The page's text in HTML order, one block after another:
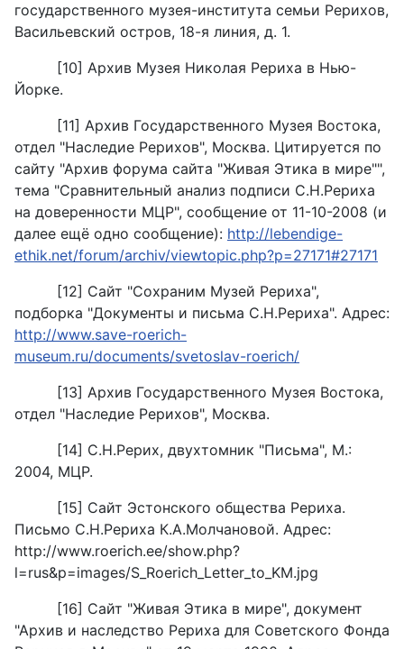
государственного музея-института семьи Рерихов,
Васильевский остров, 18-я линия, д. 1.
[10] Архив Музея Николая Рериха в Нью-
Йорке.
[11] Архив Государственного Музея Востока,
отдел "Наследие Рерихов", Москва. Цитируется по
сайту "Архив форума сайта "Живая Этика в мире"",
тема "Сравнительный анализ подписи С.Н.Рериха
на доверенности МЦР", сообщение от 11-10-2008 (и
далее ещё одно сообщение): http://lebendige-
ethik.net/forum/archiv/viewtopic.php?p=27171#27171
[12] Сайт "Сохраним Музей Рериха",
подборка "Документы и письма С.Н.Рериха". Адрес:
http://www.save-roerich-
museum.ru/documents/svetoslav-roerich/
[13] Архив Государственного Музея Востока,
отдел "Наследие Рерихов", Москва.
[14] С.Н.Рерих, двухтомник "Письма", М.:
2004, МЦР.
[15] Сайт Эстонского общества Рериха.
Письмо С.Н.Рериха К.А.Молчановой. Адрес:
http://www.roerich.ee/show.php?
l=rus&p=images/S_Roerich_Letter_to_KM.jpg
[16] Сайт "Живая Этика в мире", документ
"Архив и наследство Рериха для Советского Фонда